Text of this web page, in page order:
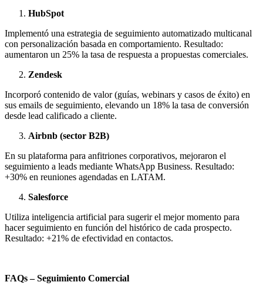
HubSpot
Implementó una estrategia de seguimiento automatizado multicanal
con personalización basada en comportamiento. Resultado:
aumentaron un 25% la tasa de respuesta a propuestas comerciales.
Zendesk
Incorporó contenido de valor (guías, webinars y casos de éxito) en
sus emails de seguimiento, elevando un 18% la tasa de conversión
desde lead calificado a cliente.
Airbnb (sector B2B)
En su plataforma para anfitriones corporativos, mejoraron el
seguimiento a leads mediante WhatsApp Business. Resultado:
+30% en reuniones agendadas en LATAM.
Salesforce
Utiliza inteligencia artificial para sugerir el mejor momento para
hacer seguimiento en función del histórico de cada prospecto.
Resultado: +21% de efectividad en contactos.
FAQs – Seguimiento Comercial